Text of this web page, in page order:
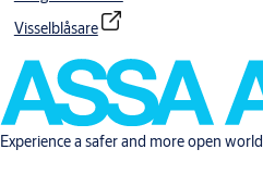
Visselblåsare
Experience a safer and more open world